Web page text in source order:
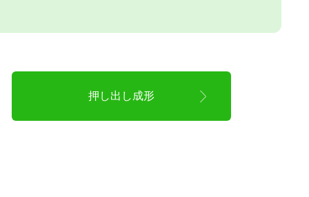
押し出し成形